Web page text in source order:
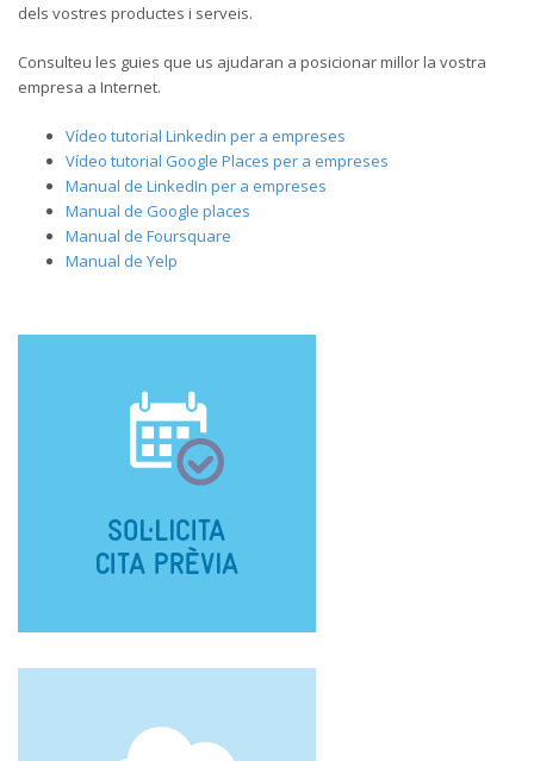
dels vostres productes i serveis.
Consulteu les guies que us ajudaran a posicionar millor la vostra
empresa a Internet.
Vídeo tutorial Linkedin per a empreses
Vídeo tutorial Google Places per a empreses
Manual de LinkedIn per a empreses
Manual de Google places
Manual de Foursquare
Manual de Yelp